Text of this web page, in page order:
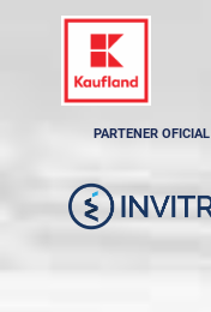
PARTENER OFICIAL